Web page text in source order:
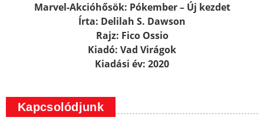
Marvel-Akcióhősök: Pókember – Új kezdet
Írta: Delilah S. Dawson
Rajz: Fico Ossio
Kiadó: Vad Virágok
Kiadási év: 2020
Kapcsolódjunk